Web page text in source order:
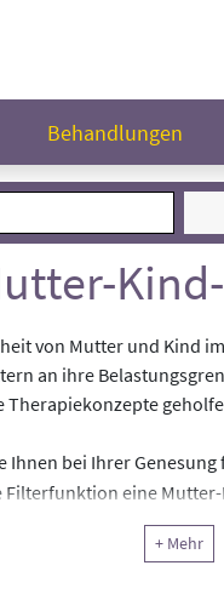
Behandlungen
von Mutter und Kind
an ihre
Therapiekonzepte
Ihnen bei Ihrer
Filterfunktion eine
+ Mehr